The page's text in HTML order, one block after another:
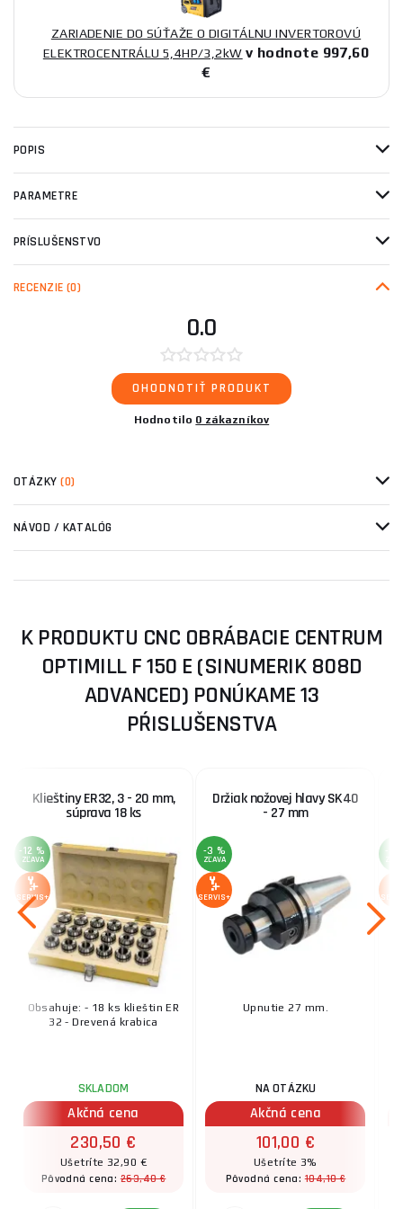
ZARIADENIE DO SÚŤAŽE O DIGITÁLNU INVERTOROVÚ
ELEKTROCENTRÁLU 5,4HP/3,2kW v hodnote 997,60
€
POPIS
PARAMETRE
PRÍSLUŠENSTVO
RECENZIE (0)
0.0
OHODNOTIŤ PRODUKT
Hodnotilo 0 zákazníkov
OTÁZKY(0)
NÁVOD / KATALÓG
K PRODUKTU CNC OBRÁBACIE CENTRUM
OPTIMILL F 150 E (SINUMERIK 808D
ADVANCED) PONÚKAME 13
PŔISLUŠENSTVA
Klieštiny ER32, 3 - 20 mm,
súprava 18 ks
-12 %
ZĽAVA
SERVIS+
Obsahuje: - 18 ks klieštin ER
32 - Drevená krabica
SKLADOM
Akčná cena
230,50 €
Ušetríte 32,90 €
Pôvodná cena:263,40 €
Držiak nožovej hlavy SK40
- 27 mm
-3 %
ZĽAVA
SERVIS+
Upnutie 27 mm.
NA OTÁZKU
Akčná cena
101,00 €
Ušetríte 3%
Pôvodná cena:104,10 €